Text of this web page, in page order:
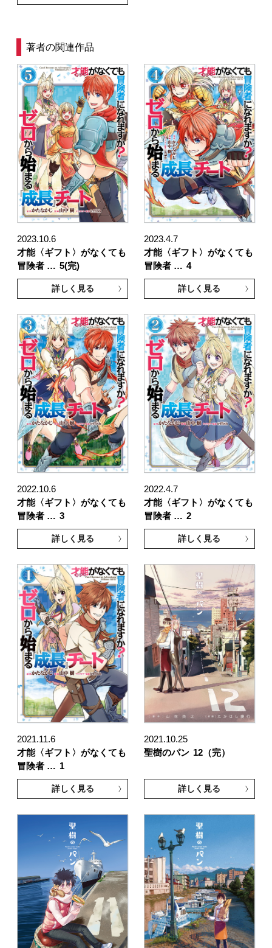
著者の関連作品
2023.10.6
才能〈ギフト〉がなくても
冒険者 … 5(完)
詳しく見る
2023.4.7
才能〈ギフト〉がなくても
冒険者 … 4
詳しく見る
2022.10.6
才能〈ギフト〉がなくても
冒険者 … 3
詳しく見る
2022.4.7
才能〈ギフト〉がなくても
冒険者 … 2
詳しく見る
2021.11.6
才能〈ギフト〉がなくても
冒険者 … 1
詳しく見る
2021.10.25
聖樹のパン 12（完）
詳しく見る